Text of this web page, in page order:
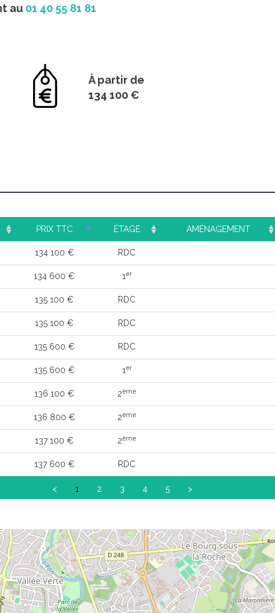
au 01 40 55 81 81
À partir de
134 100 €
PRIX TTC ÉTAGE AMÉNAGEMENT
134 100 € RDC
134 600 € 1er
135 100 € RDC
135 100 € RDC
135 600 € RDC
135 600 € 1er
136 100 € 2ème
136 800 € 2ème
137 100 € 2ème
137 600 € RDC
< 1 2 3 4 5 >